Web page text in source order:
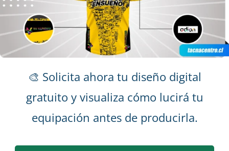
🎨 Solicita ahora tu diseño digital
gratuito y visualiza cómo lucirá tu
equipación antes de producirla.